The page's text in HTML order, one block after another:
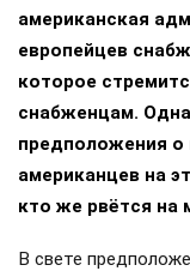
американская
европейцев
которое
снабженцам.
предположения
американцев на
кто же рвётся на
В свете